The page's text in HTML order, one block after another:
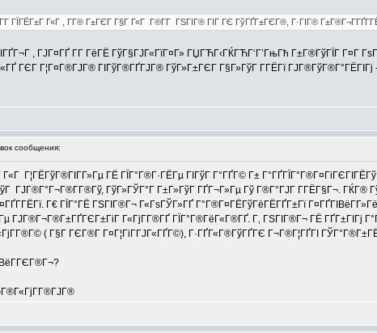
ГЇГЁГ±Г Г«Г , Г­Г® Г±ГЄГ Г§Г Г«Г Г®Г­Г ГЅГІГ® ГІГ ГЄ ГўГҐГ±ГЄГ®, Г·ГІГ®
, ГЈГ¤ГҐ Г­Г ГёГЁ ГўГ§ГЈГ«ГїГ¤Г» ГЏГЋГ‹ГЌГЋГ‘Г’ГњГћ Г±Г®ГўГЇГ Г¤Г ГѕГІ
ГЄГ Г¦Г¤Г®ГЈГ® ГІГўГ®ГҐГЈГ® ГўГ»Г±ГЄГ Г§Г»ГўГ Г­ГЁГї
сообщения:
Г¦ГЁГўГ®ГІГ­Г»Гµ ГЁ ГЇГ°Г®Г·ГЁГµ ГІГўГ Г°ГҐГ© Г±
ГЈГ®Г°Г¬Г®Г­Г®Гў, ГўГ»ГЎГ°Г Г±Г»ГўГ ГҐГ¬Г»Гµ Гў Г®Г°ГЈГ Г­ГЁГ§Г¬. ГЌГ®
Г€ ГЇГ°ГЁ ГЅГІГ®Г¬ Г«ГѕГЎГ»ГҐ Г°Г®Г¤ГЁГўГёГЁГҐГ±Гї
ГЈГ®Г¬Г®Г±ГҐГЄГ±ГіГ Г«ГјГ­Г®ГҐ ГЇГ°Г®ГёГ«Г®ГҐ. Г‚ ГЅГІГ®Г¬ ГЁ ГҐГ±ГІГј
( Г§Г ГЄГ®Г­ Г¤Г¦ГіГ­ГЈГ«ГҐГ©), Г·ГҐГ«Г®ГўГҐГЄ Г¬Г®Г¦ГҐГІ